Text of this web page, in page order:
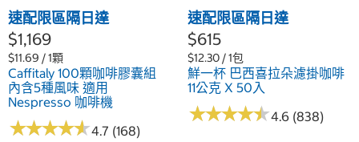
速配限區隔日達
$1,169
$11.69 / 1顆
Caffitaly 100顆咖啡膠囊組
內含5種風味 適用
Nespresso 咖啡機
★★★★★
★★★★★4.7 (168)
速配限區隔日達
$615
$12.30 / 1包
鮮一杯 巴西喜拉朵濾掛咖啡
11公克 X 50入
★★★★★
★★★★★4.6 (838)